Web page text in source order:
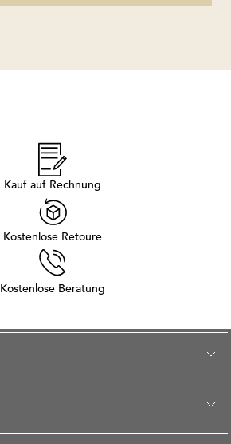
Kauf auf Rechnung
Kostenlose Retoure
Kostenlose Beratung